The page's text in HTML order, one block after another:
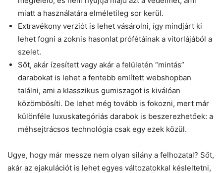
miatt a használatára elméletileg sor kerül.
Extravékony verziót is lehet vásárolni, így mindjárt ki
lehet fogni a zoknis hasonlat prófétáinak a vitorlájából a
szelet.
Sőt, akár ízesített vagy akár a felületén “mintás”
darabokat is lehet a fentebb említett webshopban
találni, ami a klasszikus gumiszagot is kiválóan
közömbösíti. De lehet még tovább is fokozni, mert már
különféle luxuskategóriás darabok is beszerezhetőek: a
méhsejtrácsos technológia csak egy ezek közül.
Ugye, hogy már messze nem olyan silány a felhozatal? Sőt,
akár az ejakulációt is lehet egyes változatokkal késleltetni,